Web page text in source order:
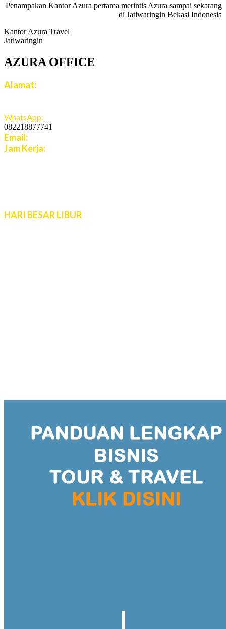
Penampakan Kantor Azura pertama merintis Azura sampai sekarang
di Jatiwaringin Bekasi Indonesia
Kantor Azura Travel
Jatiwaringin
AZURA OFFICE
Alamat:
WhatsApp:
082218877741
Email:
Jam Kerja:
HARI BESAR LIBUR